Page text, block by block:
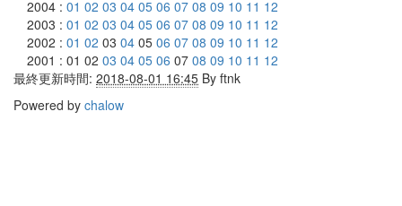
2004 : 01 02 03 04 05 06 07 08 09 10 11 12
2003 : 01 02 03 04 05 06 07 08 09 10 11 12
2002 : 01 02 03 04 05 06 07 08 09 10 11 12
2001 : 01 02 03 04 05 06 07 08 09 10 11 12
最終更新時間: 2018-08-01 16:45 By ftnk
Powered by chalow